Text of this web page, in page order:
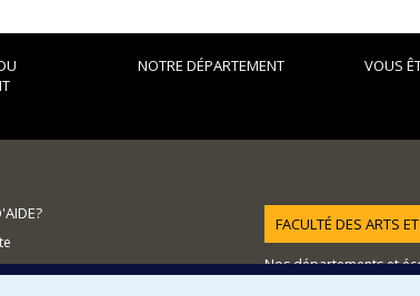
NOTRE DÉPARTEMENT VOUS
erreur
FACULTÉ DES ARTS
Nos départements et